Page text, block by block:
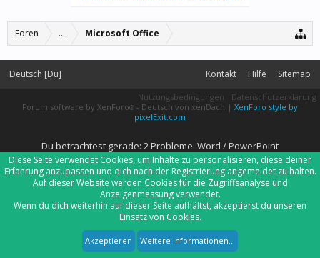
Foren ... Microsoft Office
Deutsch [Du] Kontakt Hilfe Sitemap
Nutzungsbedingungen
Datenschutzerklärung
Forum software by XenForo® - Deutsch von xenDach | XenForo style by
pixelExit.com
Du betrachtest gerade: 2 Probleme: Word / PowerPoint
Diese Seite verwendet Cookies, um Inhalte zu personalisieren, diese deiner
Erfahrung anzupassen und dich nach der Registrierung angemeldet zu halten.
Auf dieser Website werden Cookies für die Zugriffsanalyse und
Anzeigenmessung verwendet.
Wenn du dich weiterhin auf dieser Seite aufhältst, akzeptierst du unseren
Einsatz von Cookies.
Akzeptieren Weitere Informationen...